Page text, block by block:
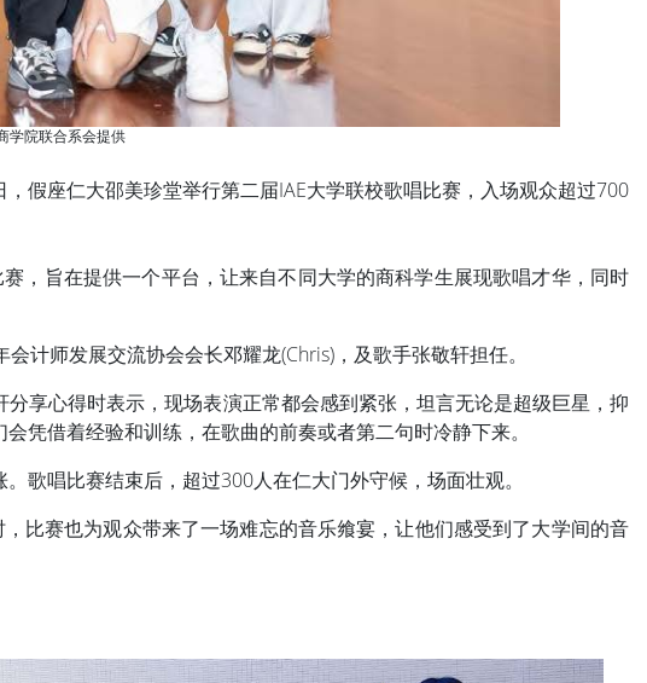
学院联合系会提供
假座仁大邵美珍堂举行第二届IAE大学联校歌唱比赛，入场观众超过700
，旨在提供一个平台，让来自不同大学的商科学生展现歌唱才华，同时
计师发展交流协会会长邓耀龙(Chris)，及歌手张敬轩担任。
享心得时表示，现场表演正常都会感到紧张，坦言无论是超级巨星，抑
凭借着经验和训练，在歌曲的前奏或者第二句时冷静下来。
歌唱比赛结束后，超过300人在仁大门外守候，场面壮观。
比赛也为观众带来了一场难忘的音乐飨宴，让他们感受到了大学间的音